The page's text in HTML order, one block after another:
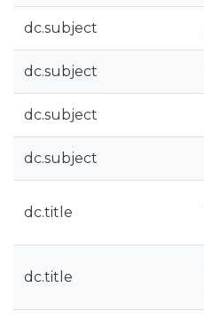
dc.subject
dc.subject
dc.subject
dc.subject
dc.title
dc.title